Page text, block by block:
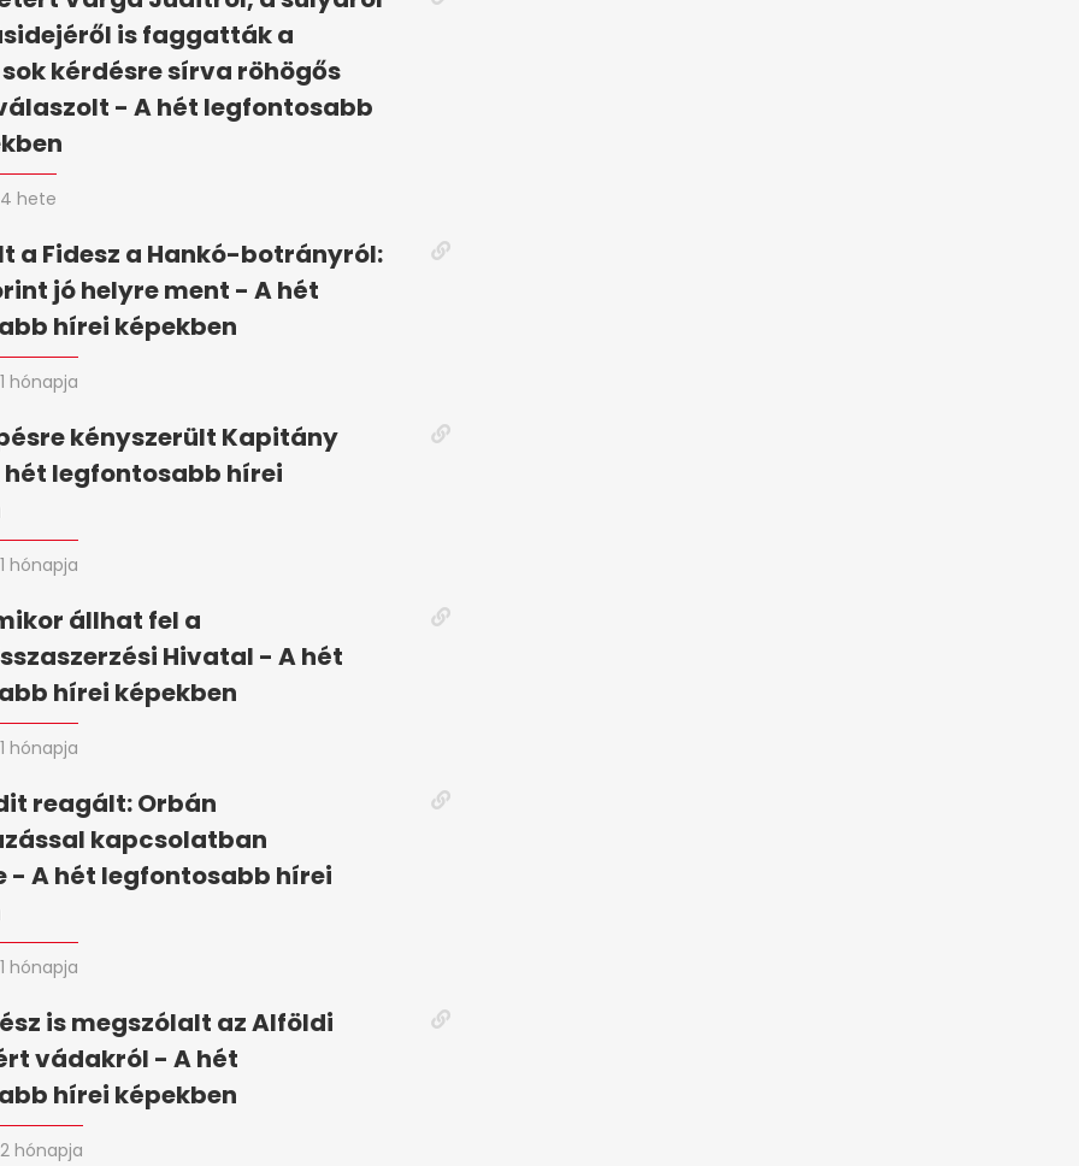
is faggatták a
kérdésre sírva röhögős
- A hét legfontosabb
4 hete
a Fidesz a Hankó-botrányról:
jó helyre ment - A hét
hírei képekben
1 hónapja
kényszerült Kapitány
legfontosabb hírei
1 hónapja
állhat fel a
Hivatal - A hét
hírei képekben
1 hónapja
reagált: Orbán
kapcsolatban
- A hét legfontosabb hírei
1 hónapja
is megszólalt az Alföldi
vádakról - A hét
hírei képekben
2 hónapja